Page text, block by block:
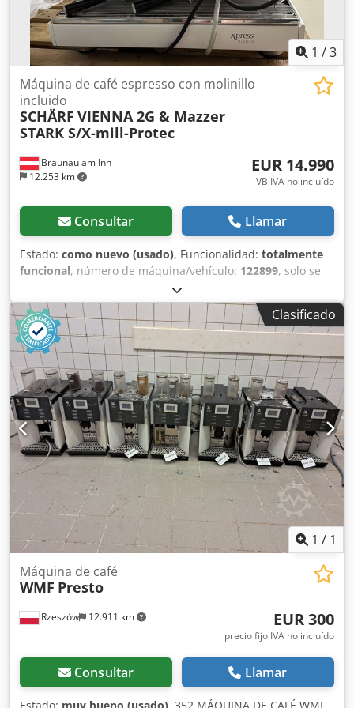
1 /3
Braunau am Inn
12.253 km
Máquina de café espresso con molinillo
incluido
SCHÄRF VIENNA 2G & Mazzer
STARK S/X-mill-Protec
EUR 14.990
VB IVA no incluído
Consultar Llamar
Estado: como nuevo (usado), Funcionalidad: totalmente
funcional, número de máquina/vehículo: 122899, solo se
vende en conjunto: Máquina de café espresso SCHÄRF
VIENNA 2G, nº 122899 blanca, de dos grupos con molino
electrónico SCHÄRF Mazzer STARK S/X-mill-Protect-S
molino LUIGI Super Jolly V pro e Lamentablemente, el año
de fabricación no figura en la factura. La máquina de
espresso y el molino fueron adquiridos en diciembre de
2022. Dedpfx Aey Atzmoqiekr Los equipos pueden ser
inspeccionados in situ previa cita.
Clasificado
1 / 1
Rzeszów 12.911 km
Máquina de café
WMF Presto
EUR 300
precio fijo IVA no incluído
Consultar Llamar